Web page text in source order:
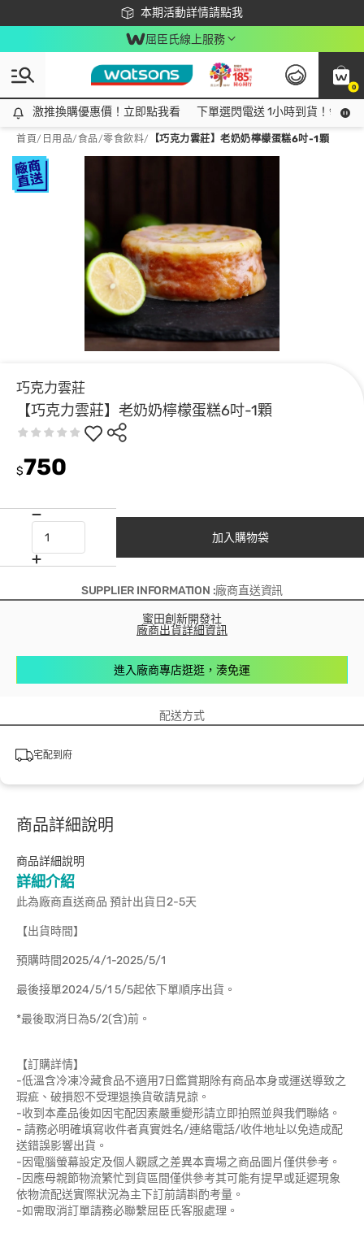
本期活動詳情請點我
下載app最高回饋$350
屈臣氏線上服務
0
激推換購優惠價！立即點我看
激推換購優惠價！立即點我看 下單選閃電送 1小時到貨！領神
首頁/ 日用品/食品/零食飲料/ 【巧克力雲莊】老奶奶檸檬蛋糕6吋-1顆
巧克力雲莊
【巧克力雲莊】老奶奶檸檬蛋糕6吋-1顆
$750
加入購物袋
SUPPLIER INFORMATION :廠商直送資訊
蜜田創新開發社
廠商出貨詳細資訊
進入廠商專店逛逛，湊免運
配送方式
宅配到府
商品詳細說明
商品詳細說明
詳細介紹
此為廠商直送商品 預計出貨日2-5天
【出貨時間】
預購時間2025/4/1-2025/5/1
最後接單2024/5/1 5/5起依下單順序出貨。
*最後取消日為5/2(含)前。
【訂購詳情】
-低溫含冷凍冷藏食品不適用7日鑑賞期除有商品本身或運送導致之
瑕疵、破損恕不受理退換貨敬請見諒。
-收到本產品後如因宅配因素嚴重變形請立即拍照並與我們聯絡。
- 請務必明確填寫收件者真實姓名/連絡電話/收件地址以免造成配
送錯誤影響出貨。
-因電腦螢幕設定及個人觀感之差異本賣場之商品圖片僅供參考。
-因應母親節物流繁忙到貨區間僅供參考其可能有提早或延遲現象
依物流配送實際狀況為主下訂前請斟酌考量。
-如需取消訂單請務必聯繫屈臣氏客服處理。